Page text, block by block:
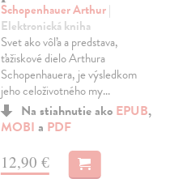
Schopenhauer Arthur|
Elektronická kniha
Svet ako vôľa a predstava,
ťažiskové dielo Arthura
Schopenhauera, je výsledkom
jeho celoživotného my...
Na stiahnutie ako EPUB,
MOBI a PDF
12,90 €